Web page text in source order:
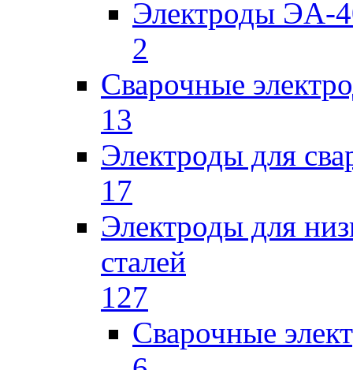
Электроды ЭА-
2
Сварочные
13
Электроды для
17
Электроды для
сталей
127
Сварочные